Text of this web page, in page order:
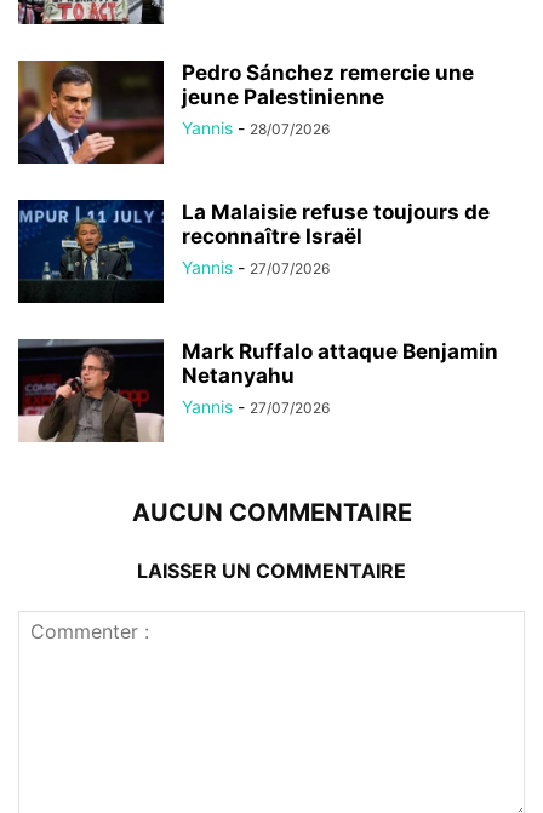
Pedro Sánchez remercie une
jeune Palestinienne
Yannis - 28/07/2026
La Malaisie refuse toujours de
reconnaître Israël
Yannis - 27/07/2026
Mark Ruffalo attaque Benjamin
Netanyahu
Yannis - 27/07/2026
AUCUN COMMENTAIRE
LAISSER UN COMMENTAIRE